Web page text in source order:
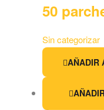
50
Sin categorizar
AÑADIR